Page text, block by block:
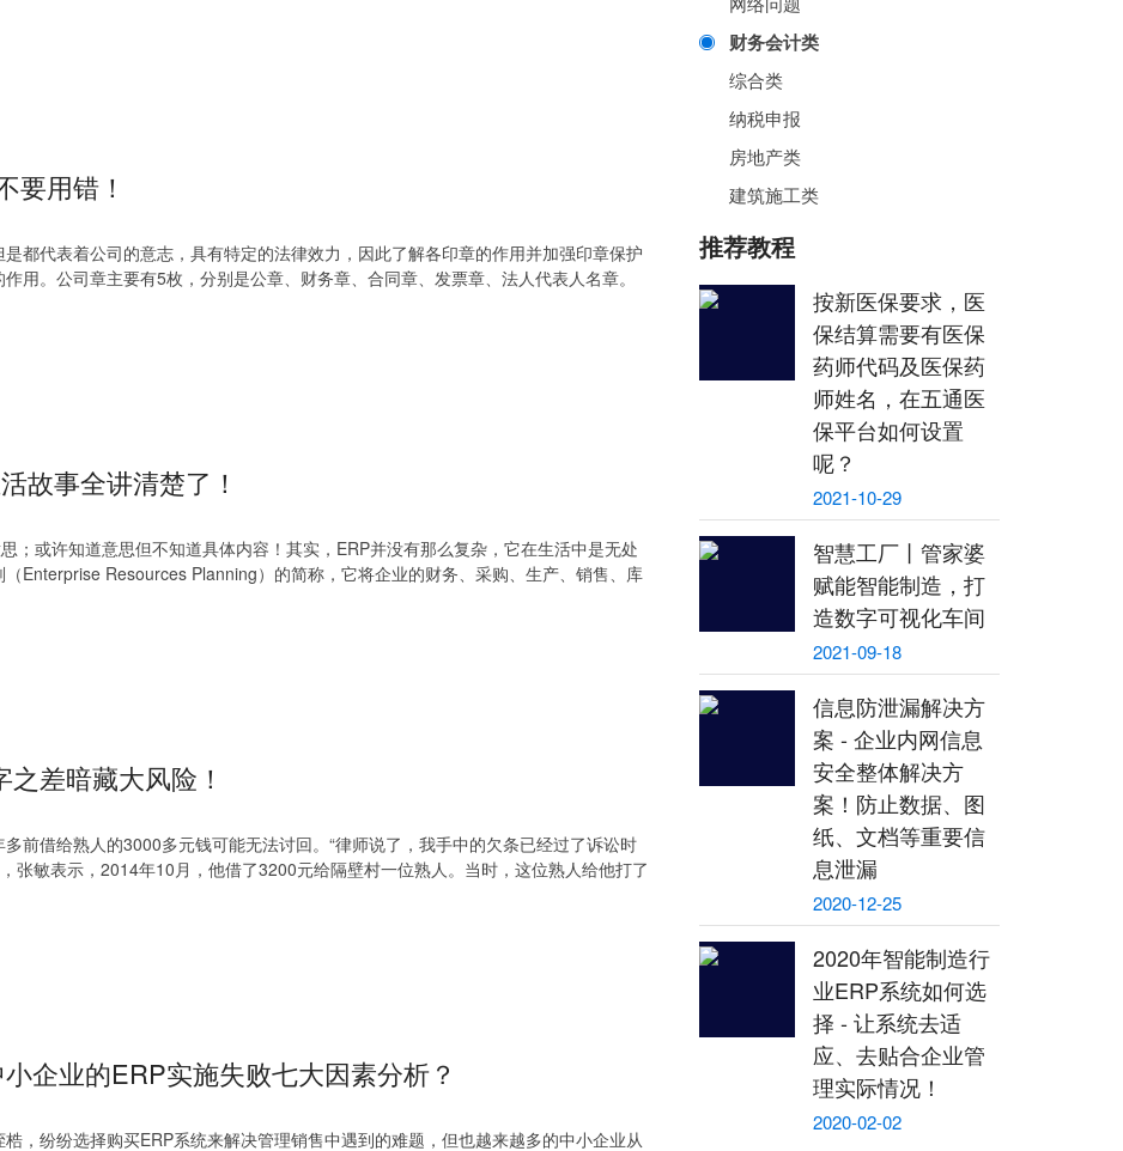
要用错！
都代表着公司的意志，具有特定的法律效力，因此了解各印章的作用并加强印章保护
用。公司章主要有5枚，分别是公章、财务章、合同章、发票章、法人代表人名章。
故事全讲清楚了！
；或许知道意思但不知道具体内容！其实，ERP并没有那么复杂，它在生活中是无处
Enterprise Resources Planning）的简称，它将企业的财务、采购、生产、销售、库
之差暗藏大风险！
前借给熟人的3000多元钱可能无法讨回。“律师说了，我手中的欠条已经过了诉讼时
张敏表示，2014年10月，他借了3200元给隔壁村一位熟人。当时，这位熟人给他打了
企业的ERP实施失败七大因素分析？
，纷纷选择购买ERP系统来解决管理销售中遇到的难题，但也越来越多的中小企业从
财务会计类
综合类
纳税申报
房地产类
建筑施工类
推荐教程
按新医保要求，医
保结算需要有医保
药师代码及医保药
师姓名，在五通医
保平台如何设置
呢？
2021-10-29
智慧工厂丨管家婆
赋能智能制造，打
造数字可视化车间
2021-09-18
信息防泄漏解决方
案 - 企业内网信息
安全整体解决方
案！防止数据、图
纸、文档等重要信
息泄漏
2020-12-25
2020年智能制造行
业ERP系统如何选
择 - 让系统去适
应、去贴合企业管
理实际情况！
2020-02-02